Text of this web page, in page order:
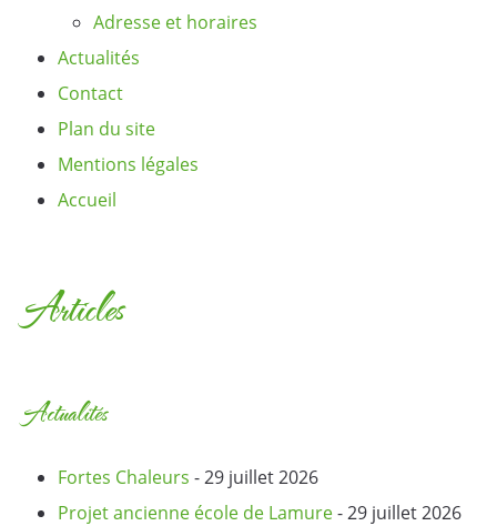
Adresse et horaires
Actualités
Contact
Plan du site
Mentions légales
Accueil
Articles
Actualités
Fortes Chaleurs - 29 juillet 2026
Projet ancienne école de Lamure- 29 juillet 2026